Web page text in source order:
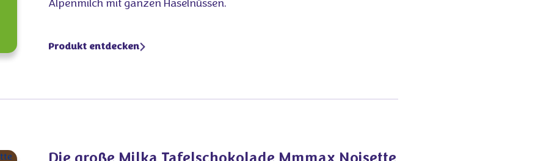
Alpenmilch mit ganzen Haselnüssen.
Produkt entdecken